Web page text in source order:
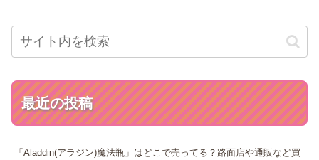
最近の投稿
「Aladdin(アラジン)魔法瓶」はどこで売ってる？路面店や通販など買